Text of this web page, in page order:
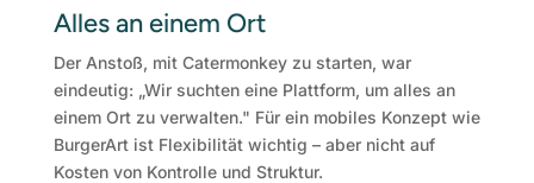
Alles an einem Ort
Der Anstoß, mit Catermonkey zu starten, war
eindeutig: „Wir suchten eine Plattform, um alles an
einem Ort zu verwalten." Für ein mobiles Konzept wie
BurgerArt ist Flexibilität wichtig – aber nicht auf
Kosten von Kontrolle und Struktur.